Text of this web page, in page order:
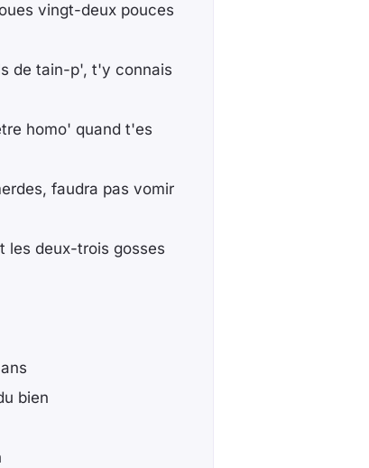
vingt-deux pouces
de tain-p', t'y connais
homo' quand t'es
faudra pas vomir
les deux-trois gosses
bien